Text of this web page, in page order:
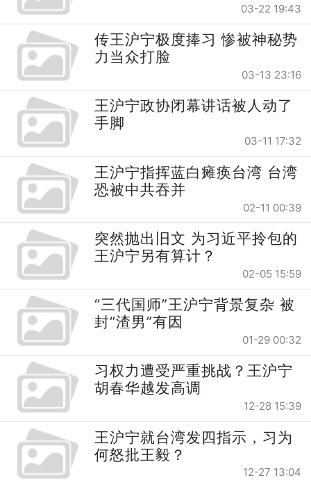
03-22 19:43
传王沪宁极度捧习 惨被神秘势
力当众打脸
03-13 23:16
王沪宁政协闭幕讲话被人动了
手脚
03-11 17:32
王沪宁指挥蓝白瘫痪台湾 台湾
恐被中共吞并
02-11 00:39
突然抛出旧文 为习近平拎包的
王沪宁另有算计？
02-05 15:59
“三代国师”王沪宁背景复杂 被
封“渣男”有因
01-29 00:32
习权力遭受严重挑战？王沪宁
胡春华越发高调
12-28 15:39
王沪宁就台湾发四指示，习为
何怒批王毅？
12-27 13:04